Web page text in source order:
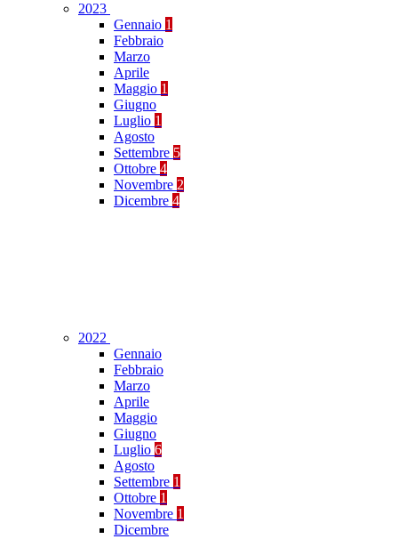
2023
Gennaio 1
Febbraio
Marzo
Aprile
Maggio 1
Giugno
Luglio 1
Agosto
Settembre 5
Ottobre 4
Novembre 2
Dicembre 4
2022
Gennaio
Febbraio
Marzo
Aprile
Maggio
Giugno
Luglio 6
Agosto
Settembre 1
Ottobre 1
Novembre 1
Dicembre